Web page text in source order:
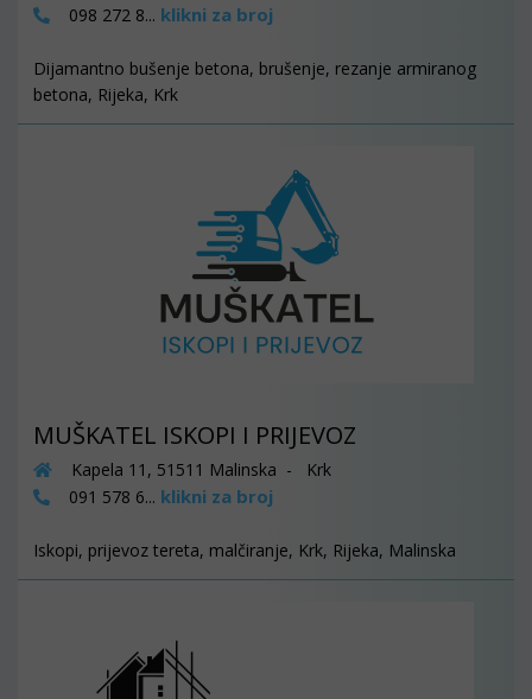
098 272 8... klikni za broj
Dijamantno bušenje betona, brušenje, rezanje armiranog
betona, Rijeka, Krk
MUŠKATEL ISKOPI I PRIJEVOZ
Kapela 11, 51511 Malinska - Krk
091 578 6... klikni za broj
Iskopi, prijevoz tereta, malčiranje, Krk, Rijeka, Malinska